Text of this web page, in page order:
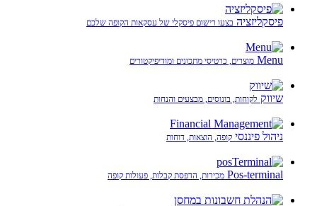
פיסקליזציה בצעו רישום פיסקלי של עסקאות הקופה שלכם
Menu מוצרים, כרטיסי מתכונים ומודיפיקטורים
שיווק לקוחות, בונוסים, מבצעים והנחות
ניהול פיננסי קופה, הוצאות, דוחות
Pos-terminal מכירות, הדפסת קבלות, פעולות קופה